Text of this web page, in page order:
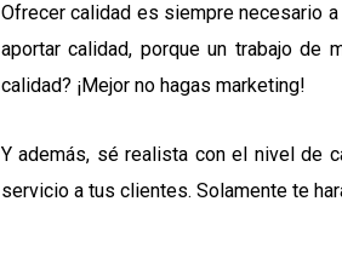
Ofrecer calidad es siempre necesario
aportar calidad, porque un trabajo de
calidad? ¡Mejor no hagas marketing!
Y además, sé realista con el nivel de
servicio a tus clientes. Solamente te